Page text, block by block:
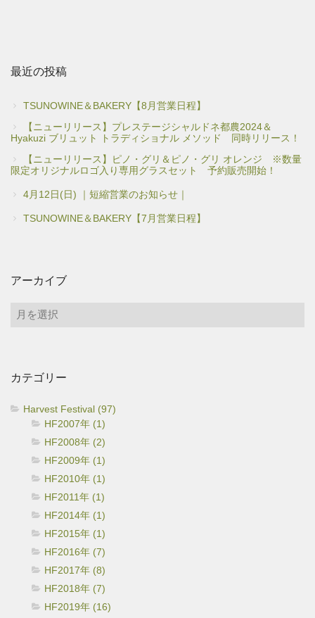
最近の投稿
TSUNOWINE＆BAKERY【8月営業日程】
【ニューリリース】プレステージシャルドネ都農2024＆
Hyakuzi ブリュット トラディショナル メソッド 同時リリース！
【ニューリリース】ピノ・グリ＆ピノ・グリ オレンジ ※数量
限定オリジナルロゴ入り専用グラスセット 予約販売開始！
4月12日(日) ｜短縮営業のお知らせ｜
TSUNOWINE＆BAKERY【7月営業日程】
アーカイブ
ア
ブ
カテゴリー
Harvest Festival (97)
HF2007年 (1)
HF2008年 (2)
HF2009年 (1)
HF2010年 (1)
HF2011年 (1)
HF2014年 (1)
HF2015年 (1)
HF2016年 (7)
HF2017年 (8)
HF2018年 (7)
HF2019年 (16)